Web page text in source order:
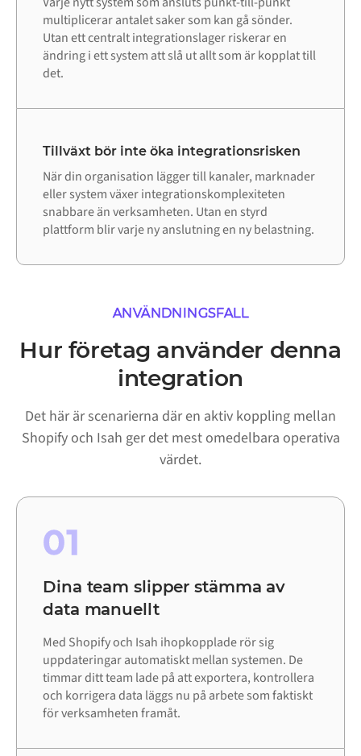
multiplicerar antalet saker som kan gå sönder.
Utan ett centralt integrationslager riskerar en
ändring i ett system att slå ut allt som är kopplat till
det.
Tillväxt bör inte öka integrationsrisken
När din organisation lägger till kanaler, marknader
eller system växer integrationskomplexiteten
snabbare än verksamheten. Utan en styrd
plattform blir varje ny anslutning en ny belastning.
ANVÄNDNINGSFALL
Hur företag använder denna
integration
Det här är scenarierna där en aktiv koppling mellan
Shopify och Isah ger det mest omedelbara operativa
värdet.
01
Dina team slipper stämma av
data manuellt
Med Shopify och Isah ihopkopplade rör sig
uppdateringar automatiskt mellan systemen. De
timmar ditt team lade på att exportera, kontrollera
och korrigera data läggs nu på arbete som faktiskt
för verksamheten framåt.